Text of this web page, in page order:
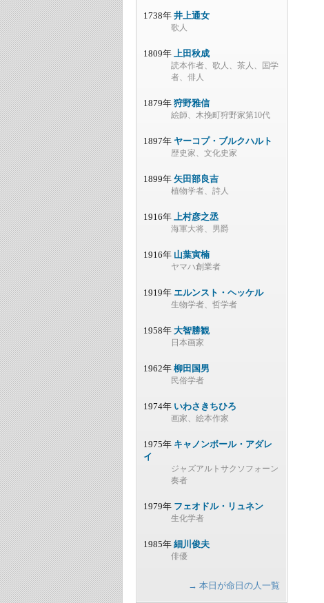
1738年 井上通女
歌人
1809年 上田秋成
読本作者、歌人、茶人、国学
者、俳人
1879年 狩野雅信
絵師、木挽町狩野家第10代
1897年 ヤーコプ・ブルクハルト
歴史家、文化史家
1899年 矢田部良吉
植物学者、詩人
1916年 上村彦之丞
海軍大将、男爵
1916年 山葉寅楠
ヤマハ創業者
1919年 エルンスト・ヘッケル
生物学者、哲学者
1958年 大智勝観
日本画家
1962年 柳田国男
民俗学者
1974年 いわさきちひろ
画家、絵本作家
1975年 キャノンボール・アダレ
イ
ジャズアルトサクソフォーン
奏者
1979年 フェオドル・リュネン
生化学者
1985年 細川俊夫
俳優
→ 本日が命日の人一覧